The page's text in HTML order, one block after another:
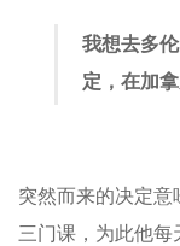
我想去多
定，在加
突然而来的决定
三门课，为此他